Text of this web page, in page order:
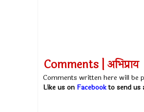
Comments | अभिप्राय
Comments written here will be
Like us on Facebookto send us